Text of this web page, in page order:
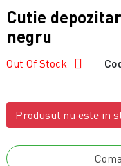
Cutie
negru
Out Of Stock
Produsul nu este in